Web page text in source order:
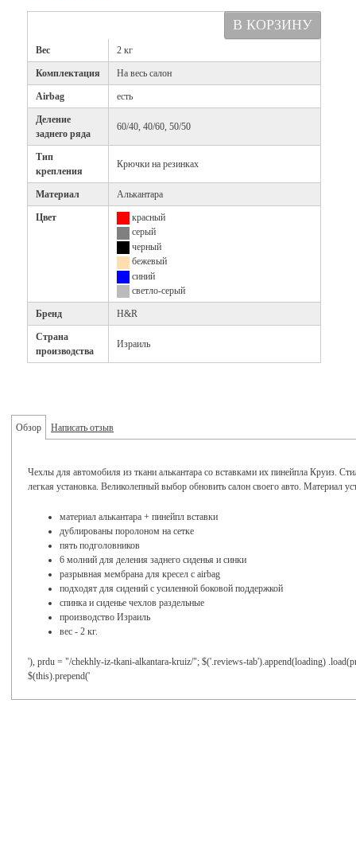
Вес 2 кг
Комплектация На весь салон
Airbag есть
Деление
заднего ряда
60/40, 40/60, 50/50
Тип
крепления
Крючки на резинках
Материал Алькантара
Цвет
красный
серый
черный
бежевый
синий
светло-серый
Бренд H&R
Страна
производства
Израиль
Обзор Написать отзыв
Чехлы для автомобиля из ткани алькантара со вставками их пинейпла Круиз.
легкая установка. Великолепный выбор обновить салон своего авто. Материал
материал алькантара + пинейпл вставки
дублированы поролоном на сетке
пять подголовников
6 молний для деления заднего сиденья и синки
разрывная мембрана для кресел с airbag
подходят для сидений с усиленной боковой поддержкой
спинка и сиденье чехлов раздельные
производство Израиль
вес - 2 кг.
'), prdu = "/chekhly-iz-tkani-alkantara-kruiz/"; $('.reviews-tab').append(loading)
$(this).prepend('